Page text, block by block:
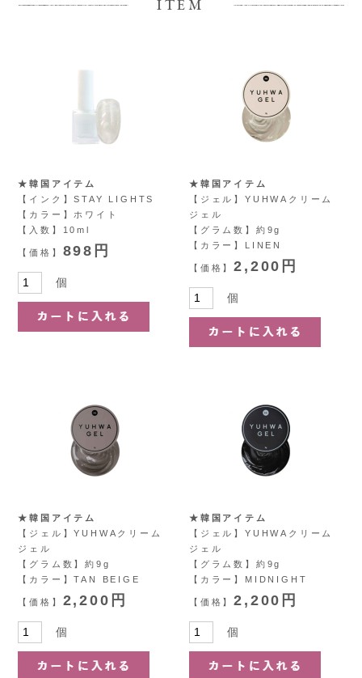
ITEM
★韓国アイテム
【インク】STAY LIGHTS
【カラー】ホワイト
【入数】10ml
【価格】 898円
個
★韓国アイテム
【ジェル】YUHWAクリーム
ジェル
【グラム数】約9g
【カラー】LINEN
【価格】2,200円
個
★韓国アイテム
【ジェル】YUHWAクリーム
ジェル
【グラム数】約9g
【カラー】TAN BEIGE
【価格】 2,200円
個
★韓国アイテム
【ジェル】YUHWAクリーム
ジェル
【グラム数】約9g
【カラー】MIDNIGHT
【価格】2,200円
個